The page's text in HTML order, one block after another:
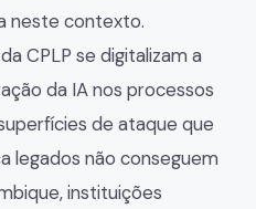
neste contexto.
CPLP se digitalizam a
da IA nos processos
de ataque que
legados não conseguem
instituições